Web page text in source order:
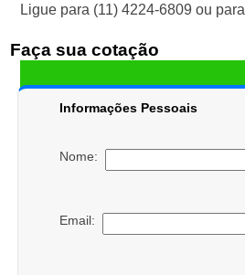
Ligue para (11) 4224-6809 ou para
Faça sua cotação
Informações Pessoais
Nome:
Email: